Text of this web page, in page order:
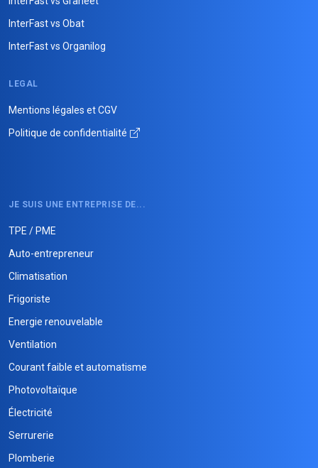
InterFast vs Obat
InterFast vs Organilog
LEGAL
Mentions légales et CGV
Politique de confidentialité
JE SUIS UNE ENTREPRISE DE...
TPE / PME
Auto-entrepreneur
Climatisation
Frigoriste
Energie renouvelable
Ventilation
Courant faible et automatisme
Photovoltaïque
Électricité
Serrurerie
Plomberie